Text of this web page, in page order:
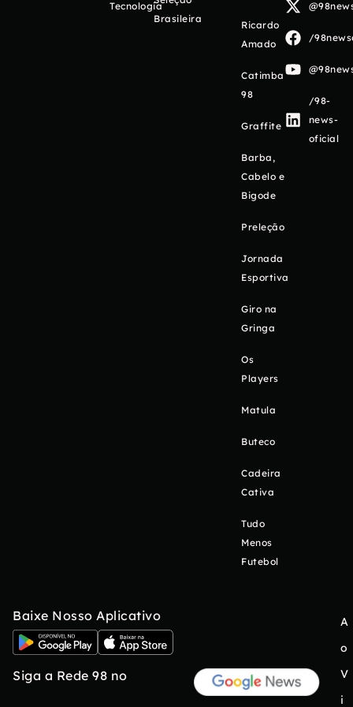
Tecnologia
Brasileira
Ricardo
Amado
Catimba
98
Graffite
Barba,
Cabelo e
Bigode
Preleção
Jornada
Esportiva
Giro na
Gringa
Os
Players
Matula
Buteco
Cadeira
Cativa
Tudo
Menos
Futebol
/
/98-
news-
oficial
Baixe Nosso Aplicativo
Siga a Rede 98 no
A
o
V
i